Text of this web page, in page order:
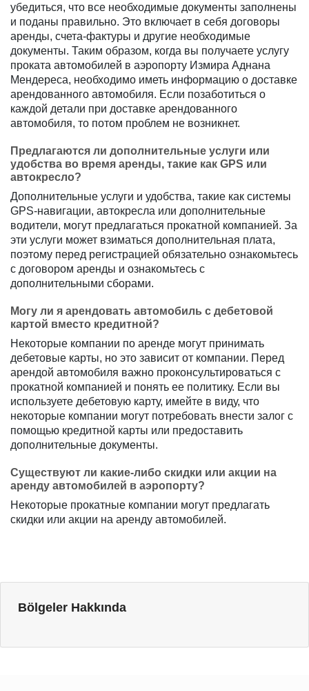
убедиться, что все необходимые документы заполнены
и поданы правильно. Это включает в себя договоры
аренды, счета-фактуры и другие необходимые
документы. Таким образом, когда вы получаете услугу
проката автомобилей в аэропорту Измира Аднана
Мендереса, необходимо иметь информацию о доставке
арендованного автомобиля. Если позаботиться о
каждой детали при доставке арендованного
автомобиля, то потом проблем не возникнет.
Предлагаются ли дополнительные услуги или
удобства во время аренды, такие как GPS или
автокресло?
Дополнительные услуги и удобства, такие как системы
GPS-навигации, автокресла или дополнительные
водители, могут предлагаться прокатной компанией. За
эти услуги может взиматься дополнительная плата,
поэтому перед регистрацией обязательно ознакомьтесь
с договором аренды и ознакомьтесь с
дополнительными сборами.
Могу ли я арендовать автомобиль с дебетовой
картой вместо кредитной?
Некоторые компании по аренде могут принимать
дебетовые карты, но это зависит от компании. Перед
арендой автомобиля важно проконсультироваться с
прокатной компанией и понять ее политику. Если вы
используете дебетовую карту, имейте в виду, что
некоторые компании могут потребовать внести залог с
помощью кредитной карты или предоставить
дополнительные документы.
Существуют ли какие-либо скидки или акции на
аренду автомобилей в аэропорту?
Некоторые прокатные компании могут предлагать
скидки или акции на аренду автомобилей.
Bölgeler Hakkında